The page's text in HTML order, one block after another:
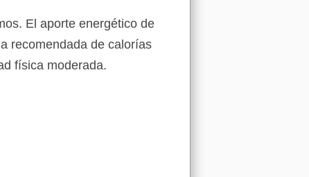
El aporte energético de
recomendada de calorías
física moderada.